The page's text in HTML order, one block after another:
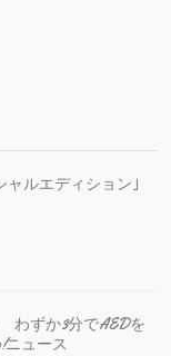
ャルエディション｣
わずか3分でAEDを
ニュース